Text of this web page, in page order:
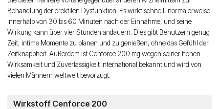
Behandlung der erektilen Dysfunktion. Es wirkt schnell, normalerweise
innerhalb von 30 bis 60 Minuten nach der Einnahme, und seine
Wirkung kann über vier Stunden andauern. Dies gibt Benutzern genug
Zeit, intime Momente zu planen und zu genießen, ohne das Gefühl der
Zeitknappheit. Außerdem ist Cenforce 200 mg wegen seiner hohen
Wirksamkeit und Zuverlässigkeit international bekannt und wird von
vielen Männern weltweit bevorzugt.
Wirkstoff Cenforce 200